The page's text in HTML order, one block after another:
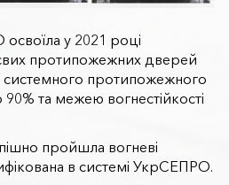
у 2021 році
протипожежних дверей
системного протипожежного
та межею вогнестійкості
пройшла вогневі
в системі УкрСЕПРО.